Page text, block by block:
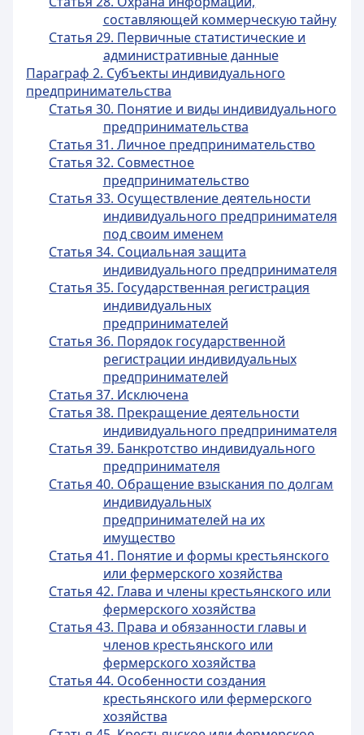
составляющей коммерческую тайну
Статья 29. Первичные статистические и
административные данные
Параграф 2. Субъекты индивидуального
предпринимательства
Статья 30. Понятие и виды индивидуального
предпринимательства
Статья 31. Личное предпринимательство
Статья 32. Совместное
предпринимательство
Статья 33. Осуществление деятельности
индивидуального предпринимателя
под своим именем
Статья 34. Социальная защита
индивидуального предпринимателя
Статья 35. Государственная регистрация
индивидуальных
предпринимателей
Статья 36. Порядок государственной
регистрации индивидуальных
предпринимателей
Статья 37. Исключена
Статья 38. Прекращение деятельности
индивидуального предпринимателя
Статья 39. Банкротство индивидуального
предпринимателя
Статья 40. Обращение взыскания по долгам
индивидуальных
предпринимателей на их
имущество
Статья 41. Понятие и формы крестьянского
или фермерского хозяйства
Статья 42. Глава и члены крестьянского или
фермерского хозяйства
Статья 43. Права и обязанности главы и
членов крестьянского или
фермерского хозяйства
Статья 44. Особенности создания
крестьянского или фермерского
хозяйства